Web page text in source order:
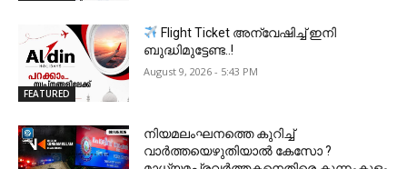
FEATURED
Flight Ticket അന്വേഷിച്ച് ഇനി
ബുദ്ധിമുട്ടേണ്ട..!
August 9, 2026 - 5:43 PM
നിയമലംഘനത്തെ കുറിച്ച്
വാർത്തയെഴുതിയാൽ കേസോ ?